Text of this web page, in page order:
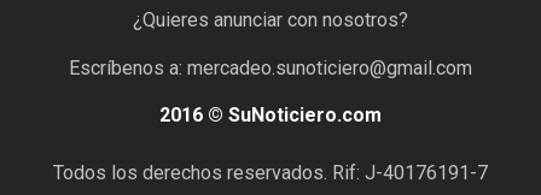
¿Quieres anunciar con nosotros?
Escríbenos a: mercadeo.sunoticiero@gmail.com
2016 © SuNoticiero.com
Todos los derechos reservados. Rif: J-40176191-7